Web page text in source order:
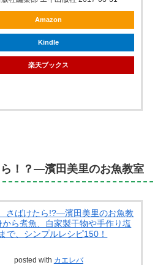
Amazon
Kindle
楽天ブックス
！？―濱田美里のお魚教室
さばけたら!?―濱田美里のお魚教
から煮魚、自家製干物や手作り塩
で、シンプルレシピ150！
posted with カエレバ